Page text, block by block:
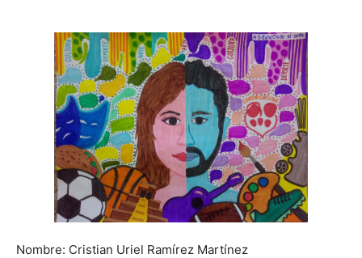
Nombre: Cristian Uriel Ramírez Martínez